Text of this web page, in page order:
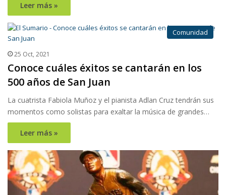
Leer más »
Comunidad
25 Oct, 2021
Conoce cuáles éxitos se cantarán en los
500 años de San Juan
La cuatrista Fabiola Muñoz y el pianista Adlan Cruz tendrán sus
momentos como solistas para exaltar la música de grandes…
Leer más »